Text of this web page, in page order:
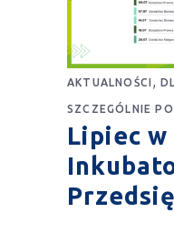
AKTUALNOŚCI ,
SZCZEGÓLNIE
Lipiec